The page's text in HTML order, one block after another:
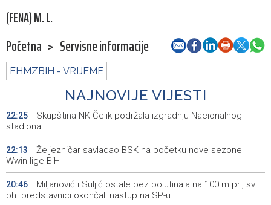
(FENA) M. L.
Početna > Servisne informacije
FHMZBIH - VRIJEME
NAJNOVIJE VIJESTI
22:25
Skupština NK Čelik podržala izgradnju Nacionalnog
stadiona
22:13
Željezničar savladao BSK na početku nove sezone
Wwin lige BiH
20:46
Miljanović i Suljić ostale bez polufinala na 100 m pr., svi
bh. predstavnici okončali nastup na SP-u